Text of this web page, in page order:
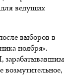
для ведущих
выборов в
ноября».
зарабатывавшим
возмутительное,